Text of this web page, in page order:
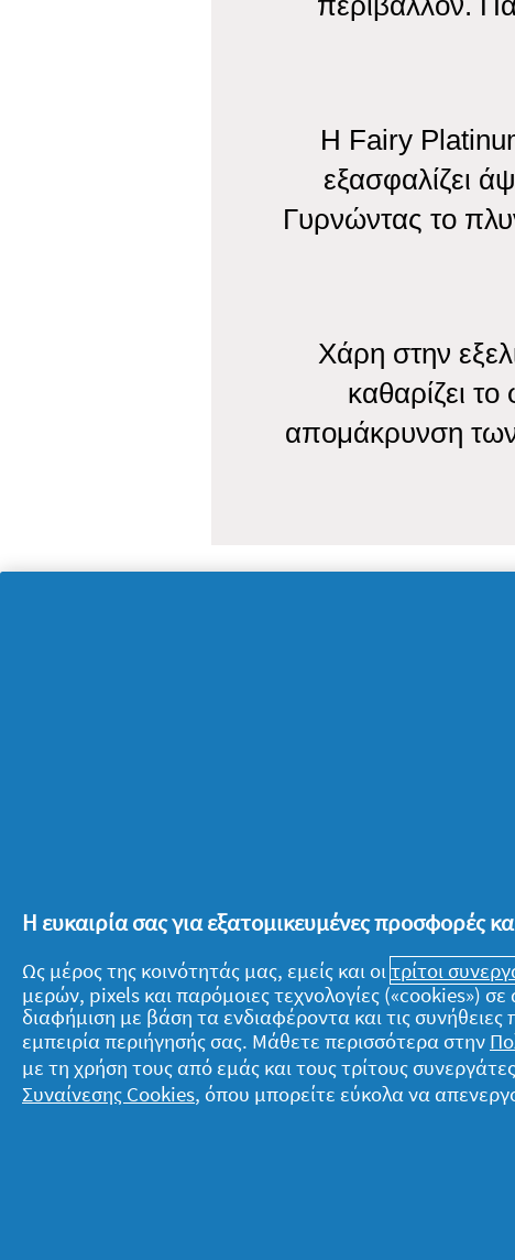
Η Fairy
εξασφαλίζει
Γυρνώντας το
Χάρη στην
καθαρίζει
απομάκρυνση
Σχετικά με την P&G
Σχετικά με εμάς
Tα
Η ευκαιρία σας για εξατομικευμένες προσφορές
Ως μέρος της κοινότητάς μας, εμείς και οιτρίτοι
μερών, pixels και παρόμοιες τεχνολογίες («cookies»)
διαφήμιση με βάση τα ενδιαφέροντα και τις
εμπειρία περιήγησής σας. Μάθετε περισσότερα στην
με τη χρήση τους από εμάς και τους τρίτους
Συναίνεσης Cookies, όπου μπορείτε εύκολα να